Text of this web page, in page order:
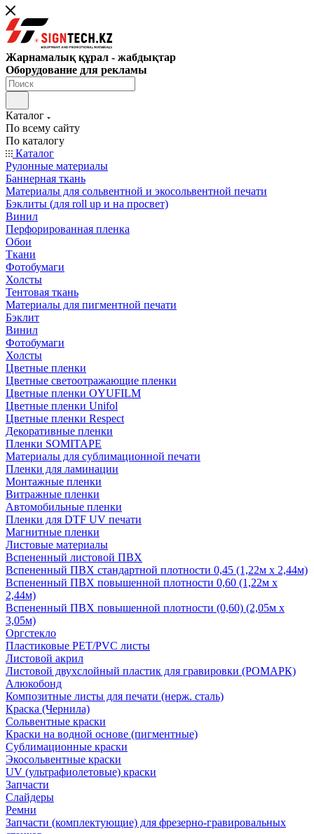
Жарнамалық құрал - жабдықтар
Оборудование для рекламы
Каталог
По всему сайту
По каталогу
Каталог
Рулонные материалы
Баннерная ткань
Материалы для сольвентной и экосольвентной печати
Бэклиты (для roll up и на просвет)
Винил
Перфорированная пленка
Обои
Ткани
Фотобумаги
Холсты
Тентовая ткань
Материалы для пигментной печати
Бэклит
Винил
Фотобумаги
Холсты
Цветные пленки
Цветные светоотражающие пленки
Цветные пленки OYUFILM
Цветные пленки Unifol
Цветные пленки Respect
Декоративные пленки
Пленки SOMITAPE
Материалы для сублимационной печати
Пленки для ламинации
Монтажные пленки
Витражные пленки
Автомобильные пленки
Пленки для DTF UV печати
Магнитные пленки
Листовые материалы
Вспененный листовой ПВХ
Вспененный ПВХ стандартной плотности 0,45 (1,22м х 2,44м)
Вспененный ПВХ повышенной плотности 0,60 (1,22м х
2,44м)
Вспененный ПВХ повышенной плотности (0,60) (2,05м х
3,05м)
Оргстекло
Пластиковые PET/PVC листы
Листовой акрил
Листовой двухслойный пластик для гравировки (РОМАРК)
Алюкобонд
Композитные листы для печати (нерж. сталь)
Краска (Чернила)
Сольвентные краски
Краски на водной основе (пигментные)
Сублимационные краски
Экосольвентные краски
UV (ультрафиолетовые) краски
Запчасти
Слайдеры
Ремни
Запчасти (комплектующие) для фрезерно-гравировальных